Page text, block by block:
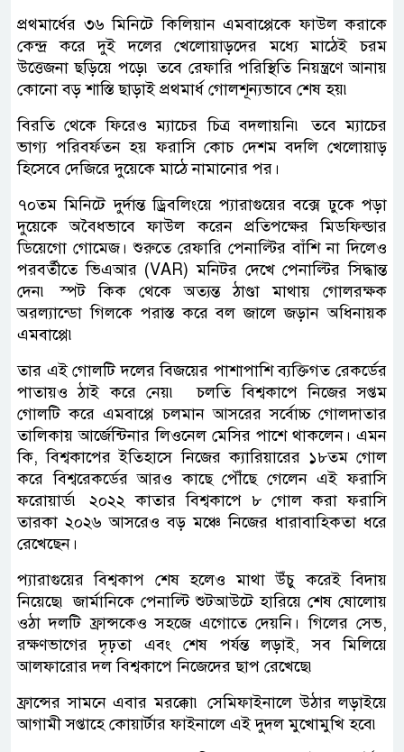
প্রথমার্ধের ৩৬ মিনিটে কিলিয়ান এমবাপ্পেকে ফাউল করাকে
কেন্দ্র করে দুই দলের খেলোয়াড়দের মধ্যে মাঠেই চরম
উত্তেজনা ছড়িয়ে পড়ে৷ তবে রেফারি পরিস্থিতি নিয়ন্ত্রণে আনায়
কোনো বড় শাস্তি ছাড়াই প্রথমার্ধ গোলশূন্যভাবে শেষ হয়৷
বিরতি থেকে ফিরেও ম্যাচের চিত্র বদলায়নি৷ তবে ম্যাচের
ভাগ্য পরিবর্ফতন হয় ফরাসি কোচ দেশম বদলি খেলোয়াড়
হিসেবে দেজিরে দুয়েকে মাঠে নামানোর পর।
৭০তম মিনিটে দুর্দান্ত ড্রিবলিংয়ে প্যারাগুয়ের বক্সে ঢুকে পড়া
দুয়েকে অবৈধভাবে ফাউল করেন প্রতিপক্ষের মিডফিল্ডার
ডিয়েগো গোমেজ। শুরুতে রেফারি পেনাল্টির বাঁশি না দিলেও
পরবর্তীতে ভিএআর (VAR) মনিটর দেখে পেনাল্টির সিদ্ধান্ত
দেন৷ স্পট কিক থেকে অত্যন্ত ঠাণ্ডা মাথায় গোলরক্ষক
অরল্যান্ডো গিলকে পরাস্ত করে বল জালে জড়ান অধিনায়ক
এমবাপ্পে৷
তার এই গোলটি দলের বিজয়ের পাশাপাশি ব্যক্তিগত রেকর্ডের
পাতায়ও ঠাই করে নেয়৷ চলতি বিশ্বকাপে নিজের সপ্তম
গোলটি করে এমবাপ্পে চলমান আসরের সর্বোচ্চ গোলদাতার
তালিকায় আর্জেন্টিনার লিওনেল মেসির পাশে থাকলেন। এমন
কি, বিশ্বকাপের ইতিহাসে নিজের ক্যারিয়ারের ১৮তম গোল
করে বিশ্বরেকর্ডের আরও কাছে পৌঁছে গেলেন এই ফরাসি
ফরোয়ার্ড৷ ২০২২ কাতার বিশ্বকাপে ৮ গোল করা ফরাসি
তারকা ২০২৬ আসরেও বড় মঞ্চে নিজের ধারাবাহিকতা ধরে
রেখেছেন।
প্যারাগুয়ের বিশ্বকাপ শেষ হলেও মাথা উঁচু করেই বিদায়
নিয়েছে৷ জার্মানিকে পেনাল্টি শুটআউটে হারিয়ে শেষ ষোলোয়
ওঠা দলটি ফ্রান্সকেও সহজে এগোতে দেয়নি। গিলের সেভ,
রক্ষণভাগের দৃঢ়তা এবং শেষ পর্যন্ত লড়াই, সব মিলিয়ে
আলফারোর দল বিশ্বকাপে নিজেদের ছাপ রেখেছে৷
ফ্রান্সের সামনে এবার মরক্কো৷ সেমিফাইনালে উঠার লড়াইয়ে
আগামী সপ্তাহে কোয়ার্টার ফাইনালে এই দুদল মুখোমুখি হবে৷